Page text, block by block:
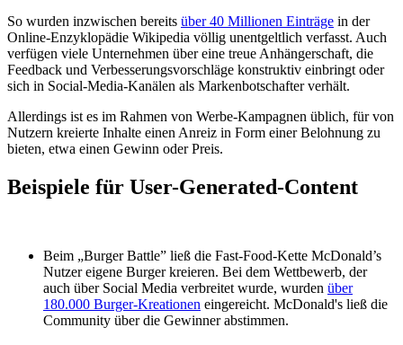
So wurden inzwischen bereits über 40 Millionen Einträge in der
Online-Enzyklopädie Wikipedia völlig unentgeltlich verfasst. Auch
verfügen viele Unternehmen über eine treue Anhängerschaft, die
Feedback und Verbesserungsvorschläge konstruktiv einbringt oder
sich in Social-Media-Kanälen als Markenbotschafter verhält.
Allerdings ist es im Rahmen von Werbe-Kampagnen üblich, für von
Nutzern kreierte Inhalte einen Anreiz in Form einer Belohnung zu
bieten, etwa einen Gewinn oder Preis.
Beispiele für User-Generated-Content
Beim „Burger Battle” ließ die Fast-Food-Kette McDonald’s
Nutzer eigene Burger kreieren. Bei dem Wettbewerb, der
auch über Social Media verbreitet wurde, wurden über
180.000 Burger-Kreationen eingereicht. McDonald's ließ die
Community über die Gewinner abstimmen.